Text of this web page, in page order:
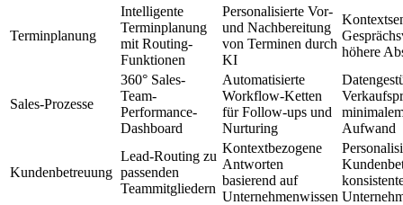
Terminplanung
Intelligente
Terminplanung
mit Routing-
Funktionen
Personalisierte Vor-
und Nachbereitung
von Terminen durch
KI
höhere
Sales-Prozesse
360° Sales-
Team-
Performance-
Dashboard
Automatisierte
Workflow-Ketten
für Follow-ups und
Nurturing
Aufwand
Kundenbetreuung
Lead-Routing zu
passenden
Teammitgliedern
Kontextbezogene
Antworten
basierend auf
Unternehmenwissen